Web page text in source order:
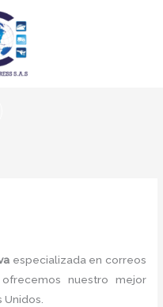
especializada en correos
nuestro mejor